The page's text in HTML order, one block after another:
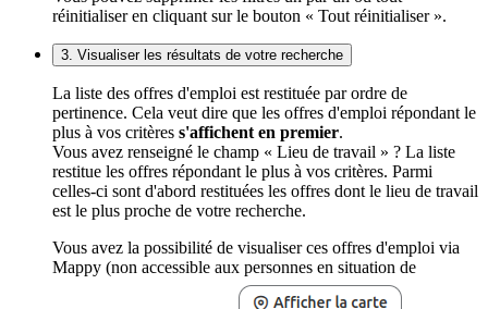
réinitialiser en cliquant sur le bouton « Tout réinitialiser ».
3. Visualiser les résultats de votre recherche
La liste des offres d'emploi est restituée par ordre de
pertinence. Cela veut dire que les offres d'emploi répondant le
plus à vos critères s'affichent en premier.
Vous avez renseigné le champ « Lieu de travail » ? La liste
restitue les offres répondant le plus à vos critères. Parmi
celles-ci sont d'abord restituées les offres dont le lieu de travail
est le plus proche de votre recherche.
Vous avez la possibilité de visualiser ces offres d'emploi via
Mappy (non accessible aux personnes en situation de